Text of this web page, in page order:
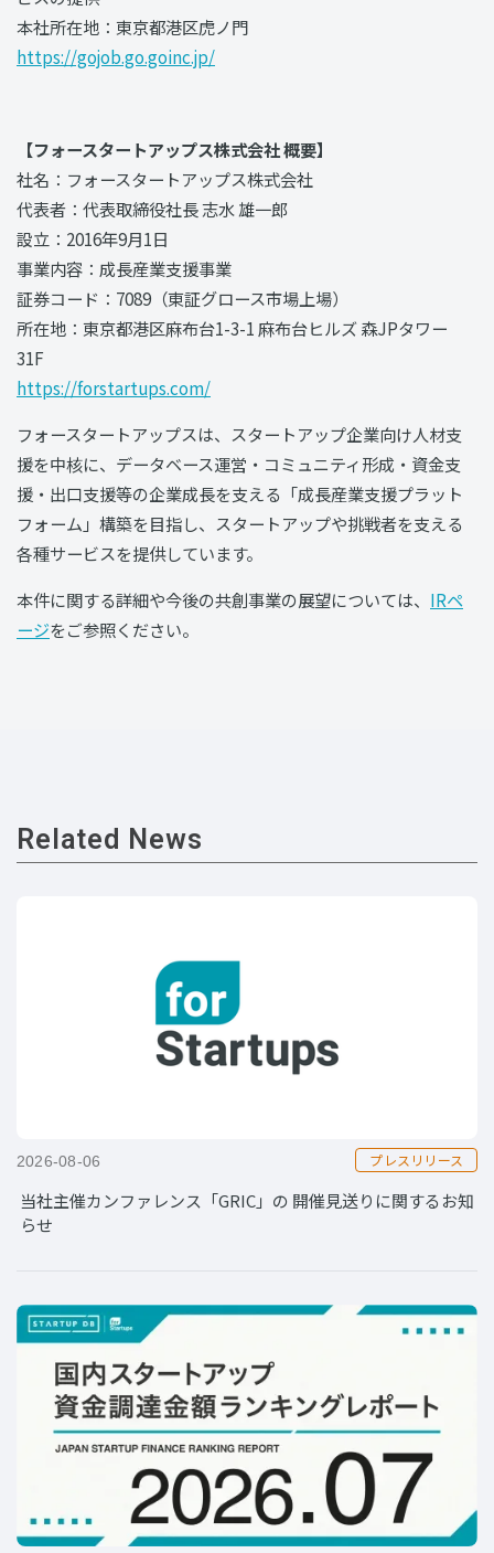
本社所在地：東京都港区虎ノ門
https://gojob.go.goinc.jp/
【フォースタートアップス株式会社 概要】
社名：フォースタートアップス株式会社
代表者：代表取締役社長 志水 雄一郎
設立：2016年9月1日
事業内容：成長産業支援事業
証券コード：7089（東証グロース市場上場）
所在地：東京都港区麻布台1-3-1 麻布台ヒルズ 森JPタワー
31F
https://forstartups.com/
フォースタートアップスは、スタートアップ企業向け人材支
援を中核に、データベース運営・コミュニティ形成・資金支
援・出口支援等の企業成長を支える「成長産業支援プラット
フォーム」構築を目指し、スタートアップや挑戦者を支える
各種サービスを提供しています。
本件に関する詳細や今後の共創事業の展望については、 IRペ
ージをご参照ください。
Related News
2026-08-06 プレスリリース
当社主催カンファレンス「GRIC」の 開催見送りに関するお知
らせ